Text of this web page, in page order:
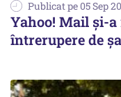
Publicat pe 05 Sep
Yahoo! Mail şi-
întrerupere de